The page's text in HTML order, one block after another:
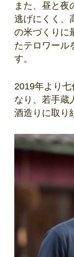
また、昼と夜
逃げにくく、
の米づくりに
たテロワール
す。
2019年より七
なり、若手蔵
酒造りに取り